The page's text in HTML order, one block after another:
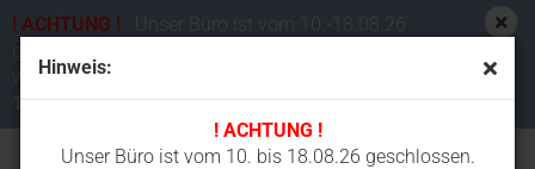
Hinweis:
! ACHTUNG !
Unser Büro ist vom 10. bis 18.08.26 geschlossen.
! ACHTUNG !
Unser Büro ist vom 10.-18.08.26
werden dann erst wieder ab
19.08.2026bearbeitet und verschickt.